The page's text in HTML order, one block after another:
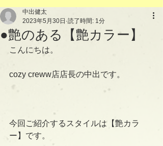
●艶のある【艶カラー】
中出健太
2023年5月30日 読了時間: 1分
こんにちは。
cozy creww店店長の中出です。
今回ご紹介するスタイルは【艶カラ
ー】です。